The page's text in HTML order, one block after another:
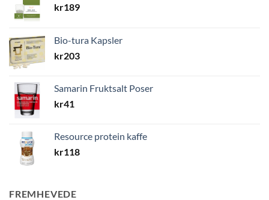
kr189
Bio-tura Kapsler
kr203
Samarin Fruktsalt Poser
kr41
Resource protein kaffe
kr118
FREMHEVEDE